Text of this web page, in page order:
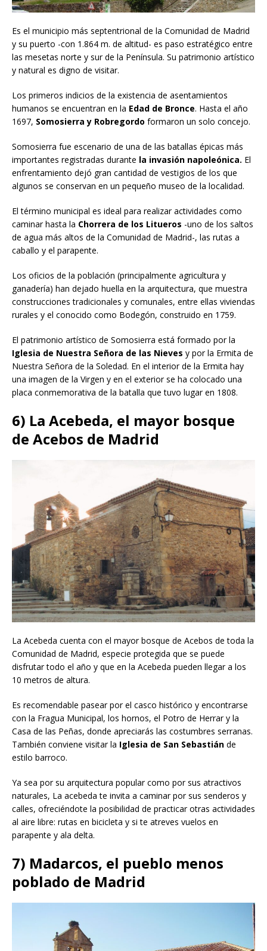
Es el municipio más septentrional de la Comunidad de Madrid
y su puerto -con 1.864 m. de altitud- es paso estratégico entre
las mesetas norte y sur de la Península. Su patrimonio artístico
y natural es digno de visitar.
Los primeros indicios de la existencia de asentamientos
humanos se encuentran en la Edad de Bronce. Hasta el año
1697, Somosierra y Robregordo formaron un solo concejo.
Somosierra fue escenario de una de las batallas épicas más
importantes registradas durante la invasión napoleónica. El
enfrentamiento dejó gran cantidad de vestigios de los que
algunos se conservan en un pequeño museo de la localidad.
El término municipal es ideal para realizar actividades como
caminar hasta la Chorrera de los Litueros -uno de los saltos
de agua más altos de la Comunidad de Madrid-, las rutas a
caballo y el parapente.
Los oficios de la población (principalmente agricultura y
ganadería) han dejado huella en la arquitectura, que muestra
construcciones tradicionales y comunales, entre ellas viviendas
rurales y el conocido como Bodegón, construido en 1759.
El patrimonio artístico de Somosierra está formado por la
Iglesia de Nuestra Señora de las Nieves y por la Ermita de
Nuestra Señora de la Soledad. En el interior de la Ermita hay
una imagen de la Virgen y en el exterior se ha colocado una
placa conmemorativa de la batalla que tuvo lugar en 1808.
6) La Acebeda, el mayor bosque
de Acebos de Madrid
La Acebeda cuenta con el mayor bosque de Acebos de toda la
Comunidad de Madrid, especie protegida que se puede
disfrutar todo el año y que en la Acebeda pueden llegar a los
10 metros de altura.
Es recomendable pasear por el casco histórico y encontrarse
con la Fragua Municipal, los hornos, el Potro de Herrar y la
Casa de las Peñas, donde apreciarás las costumbres serranas.
También conviene visitar la Iglesia de San Sebastián de
estilo barroco.
Ya sea por su arquitectura popular como por sus atractivos
naturales, La acebeda te invita a caminar por sus senderos y
calles, ofreciéndote la posibilidad de practicar otras actividades
al aire libre: rutas en bicicleta y si te atreves vuelos en
parapente y ala delta.
7) Madarcos, el pueblo menos
poblado de Madrid